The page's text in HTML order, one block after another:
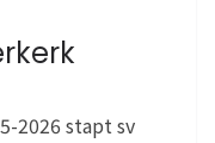
2026 stapt sv